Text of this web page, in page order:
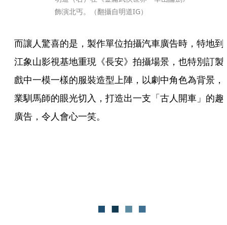
飾演北丐。（翻攝自明道IG）
而讓人驚喜的是，製作單位拍攝汽車廣告時，特地到
江象山影視基地重現《長安》拍攝場景，也特別訂製
戲中一模一樣的服裝造型上陣，以劇中角色為背景，
業馴馬師的眼光切入，打造出一支「古人開車」的趣
廣告，令人會心一笑。